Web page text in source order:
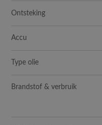
Ontsteking
Accu
Type olie
Brandstof & verbruik